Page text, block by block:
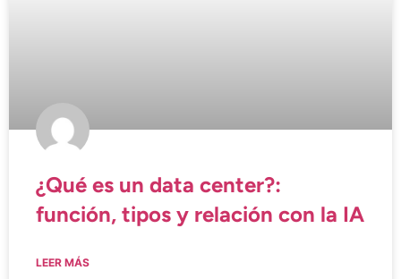
¿Qué es un data center?:
función, tipos y relación con la IA
LEER MÁS